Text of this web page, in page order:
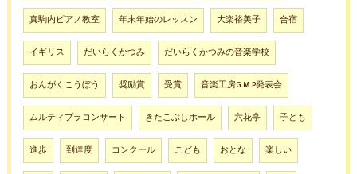
真駒内ピアノ教室 年末年始のレッスン 大楽裕美子 合宿
イギリス だいらくかつみ だいらくかつみの音楽学校
おんがくこうぼう 奨励賞 受賞 音楽工房G.M.P発表会
ムルティプラコンサート きたこぶしホール 六花亭 子ども
進歩 到達度 コンクール こども おとな 楽しい